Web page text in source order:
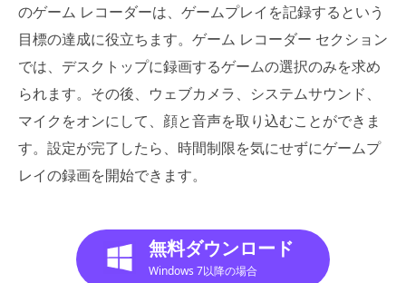
のゲーム レコーダーは、ゲームプレイを記録するという
目標の達成に役立ちます。ゲーム レコーダー セクション
では、デスクトップに録画するゲームの選択のみを求め
られます。その後、ウェブカメラ、システムサウンド、
マイクをオンにして、顔と音声を取り込むことができま
す。設定が完了したら、時間制限を気にせずにゲームプ
レイの録画を開始できます。
無料ダウンロード
Windows 7以降の場合